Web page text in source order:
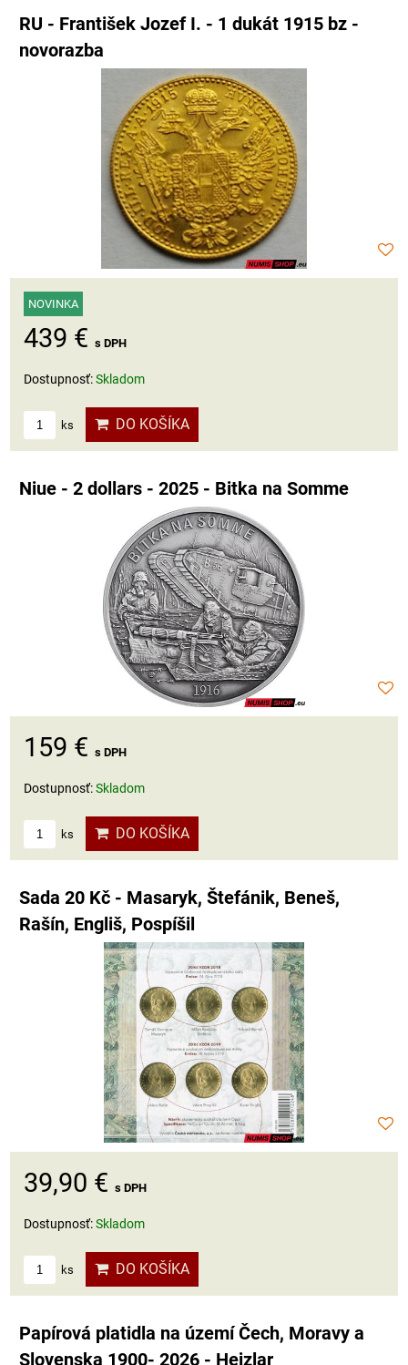
RU - František Jozef I. - 1 dukát 1915 bz -
novorazba
NOVINKA
439 € s DPH
Dostupnosť:Skladom
ks DO KOŠÍKA
Niue - 2 dollars - 2025 - Bitka na Somme
159 € s DPH
Dostupnosť:Skladom
ks DO KOŠÍKA
Sada 20 Kč - Masaryk, Štefánik, Beneš,
Rašín, Engliš, Pospíšil
39,90 € s DPH
Dostupnosť:Skladom
ks DO KOŠÍKA
Papírová platidla na území Čech, Moravy a
Slovenska 1900- 2026 - Hejzlar